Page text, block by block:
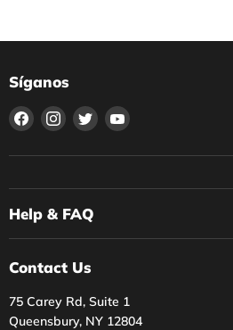
Síganos
Encuéntrenos
en
Facebook
Encuéntrenos
en
Instagram
Encuéntrenos
en
Twitter
Encuéntrenos
YouTube
Help & FAQ
Contact Us
75 Carey Rd, Suite 1
Queensbury, NY 12804